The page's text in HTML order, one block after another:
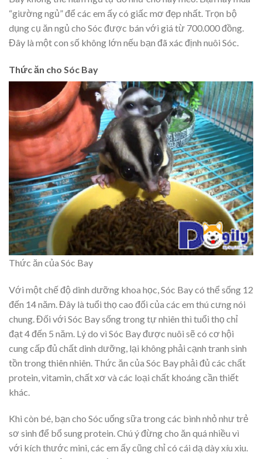
“giường ngủ” để các em ấy có giấc mơ đẹp nhất. Trọn bộ
dụng cụ ăn ngủ cho Sóc được bán với giá từ 700.000 đồng.
Đây là một con số không lớn nếu bạn đã xác định nuôi Sóc.
Thức ăn cho Sóc Bay
Thức ăn của Sóc Bay
Với một chế độ dinh dưỡng khoa học, Sóc Bay có thể sống 12
đến 14 năm. Đây là tuổi thọ cao đối của các em thú cưng nói
chung. Đối với Sóc Bay sống trong tự nhiên thì tuổi thọ chỉ
đạt 4 đến 5 năm. Lý do vì Sóc Bay được nuôi sẽ có cơ hội
cung cấp đủ chất dinh dưỡng, lại không phải cạnh tranh sinh
tồn trong thiên nhiên. Thức ăn của Sóc Bay phải đủ các chất
protein, vitamin, chất xơ và các loại chất khoáng cần thiết
khác.
Khi còn bé, bạn cho Sóc uống sữa trong các bình nhỏ như trẻ
sơ sinh để bổ sung protein. Chú ý đừng cho ăn quá nhiều vì
với kích thước mini, các em ấy cũng chỉ có cái dạ dày xíu xiu.